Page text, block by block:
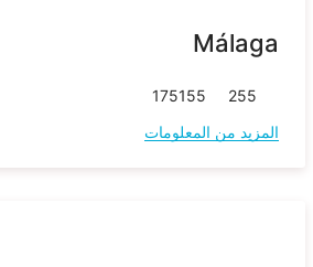
Málaga
255
155
175
المزيد من المعلومات